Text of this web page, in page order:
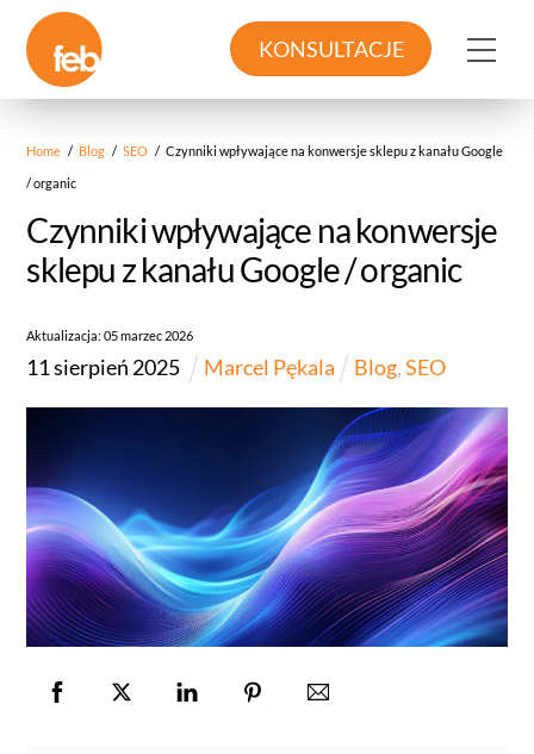
content
KONSULTACJE
Home / Blog / SEO / Czynniki wpływające na konwersje sklepu z kanału Google
/ organic
Czynniki wpływające na konwersje
sklepu z kanału Google / organic
Aktualizacja:05marzec 2026
11sierpień 2025 Marcel Pękala Blog,SEO